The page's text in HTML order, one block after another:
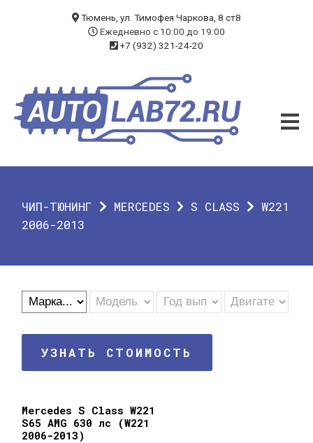
ЧИП-ТЮНИНГ
ДИАГНОСТИКА
О КОМПАНИИ
ГАРАНТИЯ
Тюмень, ул. Тимофея Чаркова, 8 ст8
Ежедневно с 10:00 до 19:00
+7 (932) 321-24-20
ЧИП-ТЮНИНГ MERCEDES S CLASS
W221
2006-2013
УЗНАТЬ СТОИМОСТЬ
Mercedes S Class W221
S65 AMG 630 лс (W221
2006-2013)